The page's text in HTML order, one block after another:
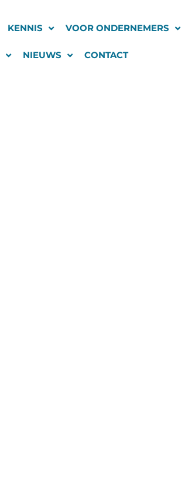
KENNIS VOOR ONDERNEMERS
NIEUWS CONTACT